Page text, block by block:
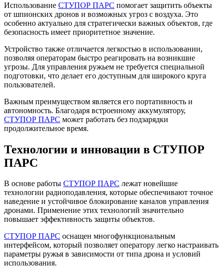
Использование СТУПОР ПАРС помогает защитить объекты
от шпионских дронов и возможных угроз с воздуха. Это
особенно актуально для стратегически важных объектов, где
безопасность имеет приоритетное значение.
Устройство также отличается легкостью в использовании,
позволяя операторам быстро реагировать на возникшие
угрозы. Для управления ружьем не требуется специальной
подготовки, что делает его доступным для широкого круга
пользователей.
Важным преимуществом является его портативность и
автономность. Благодаря встроенному аккумулятору,
СТУПОР ПАРС может работать без подзарядки
продолжительное время.
Технологии и инновации в СТУПОР
ПАРС
В основе работы СТУПОР ПАРС лежат новейшие
технологии радиоподавления, которые обеспечивают точное
наведение и устойчивое блокирование каналов управления
дронами. Применение этих технологий значительно
повышает эффективность защиты объектов.
СТУПОР ПАРС оснащен многофункциональным
интерфейсом, который позволяет оператору легко настраивать
параметры ружья в зависимости от типа дрона и условий
использования.